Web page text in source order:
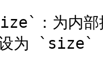
：为内部
设为 `size`